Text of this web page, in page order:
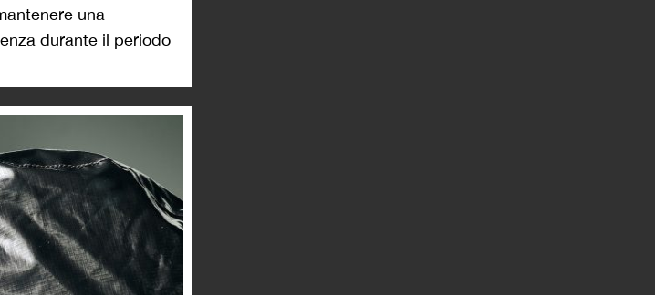
una
durante il periodo